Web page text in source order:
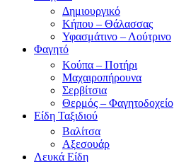
Δημιουργικό
Κήπου – Θάλασσας
Υφασμάτινο – Λούτρινο
Φαγητό
Κούπα – Ποτήρι
Μαχαιροπήρουνα
Σερβίτσια
Θερμός – Φαγητοδοχείο
Είδη Ταξιδιού
Βαλίτσα
Αξεσουάρ
Λευκά Είδη